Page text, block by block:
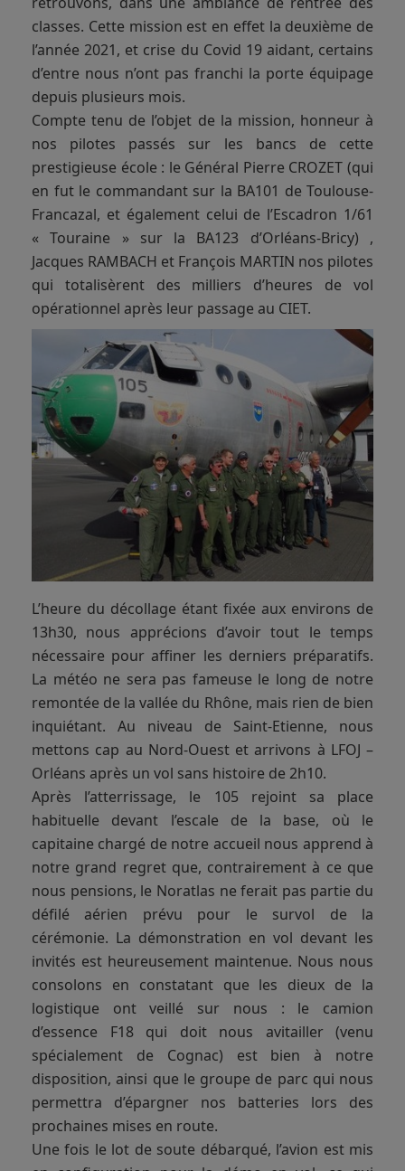
classes. Cette mission est en effet la deuxième de
l’année 2021, et crise du Covid 19 aidant, certains
d’entre nous n’ont pas franchi la porte équipage
depuis plusieurs mois.
Compte tenu de l’objet de la mission, honneur à
nos pilotes passés sur les bancs de cette
prestigieuse école : le Général Pierre CROZET (qui
en fut le commandant sur la BA101 de Toulouse-
Francazal, et également celui de l’Escadron 1/61
« Touraine » sur la BA123 d’Orléans-Bricy) ,
Jacques RAMBACH et François MARTIN nos pilotes
qui totalisèrent des milliers d’heures de vol
opérationnel après leur passage au CIET.
L’heure du décollage étant fixée aux environs de
13h30, nous apprécions d’avoir tout le temps
nécessaire pour affiner les derniers préparatifs.
La météo ne sera pas fameuse le long de notre
remontée de la vallée du Rhône, mais rien de bien
inquiétant. Au niveau de Saint-Etienne, nous
mettons cap au Nord-Ouest et arrivons à LFOJ –
Orléans après un vol sans histoire de 2h10.
Après l’atterrissage, le 105 rejoint sa place
habituelle devant l’escale de la base, où le
capitaine chargé de notre accueil nous apprend à
notre grand regret que, contrairement à ce que
nous pensions, le Noratlas ne ferait pas partie du
défilé aérien prévu pour le survol de la
cérémonie. La démonstration en vol devant les
invités est heureusement maintenue. Nous nous
consolons en constatant que les dieux de la
logistique ont veillé sur nous : le camion
d’essence F18 qui doit nous avitailler (venu
spécialement de Cognac) est bien à notre
disposition, ainsi que le groupe de parc qui nous
permettra d’épargner nos batteries lors des
prochaines mises en route.
Une fois le lot de soute débarqué, l’avion est mis